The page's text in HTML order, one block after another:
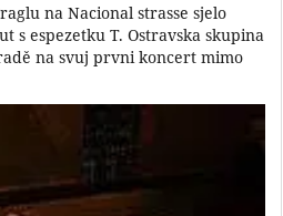
na Nacional strasse sjelo
s espezetku T. Ostravska skupina
na svuj prvni koncert mimo